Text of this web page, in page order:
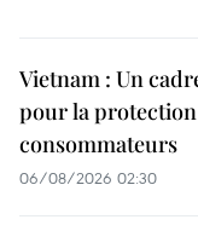
Vietnam : Un
pour la
consommateurs
06/08/2026 02:30